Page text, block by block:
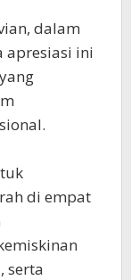
dalam
apresiasi ini
di empat
serta